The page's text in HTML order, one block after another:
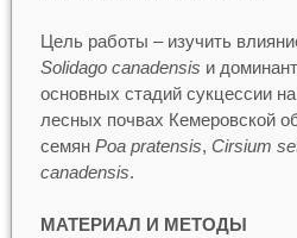
Цель работы – изучить
Solidago canadensis и
основных стадий сукцессии
лесных почвах Кемеровской
семян Poa pratensis, Cirsium
canadensis.
МАТЕРИАЛ И МЕТОДЫ